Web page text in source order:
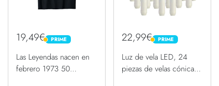
19,49€ PRIME
PRIME
Las Leyendas nacen en
febrero 1973 50
22,99€ PRIME
PRIME
Luz de vela LED, 24
piezas de velas cónicas